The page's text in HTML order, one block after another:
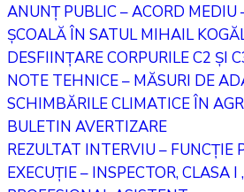
ANUNȚ PUBLIC – ACORD MEDIU
ȘCOALĂ ÎN SATUL MIHAIL
DESFIINȚARE CORPURILE C2 ȘI
NOTE TEHNICE – MĂSURI DE
SCHIMBĂRILE CLIMATICE ÎN
BULETIN AVERTIZARE
REZULTAT INTERVIU – FUNCȚIE
EXECUȚIE – INSPECTOR, CLASA I